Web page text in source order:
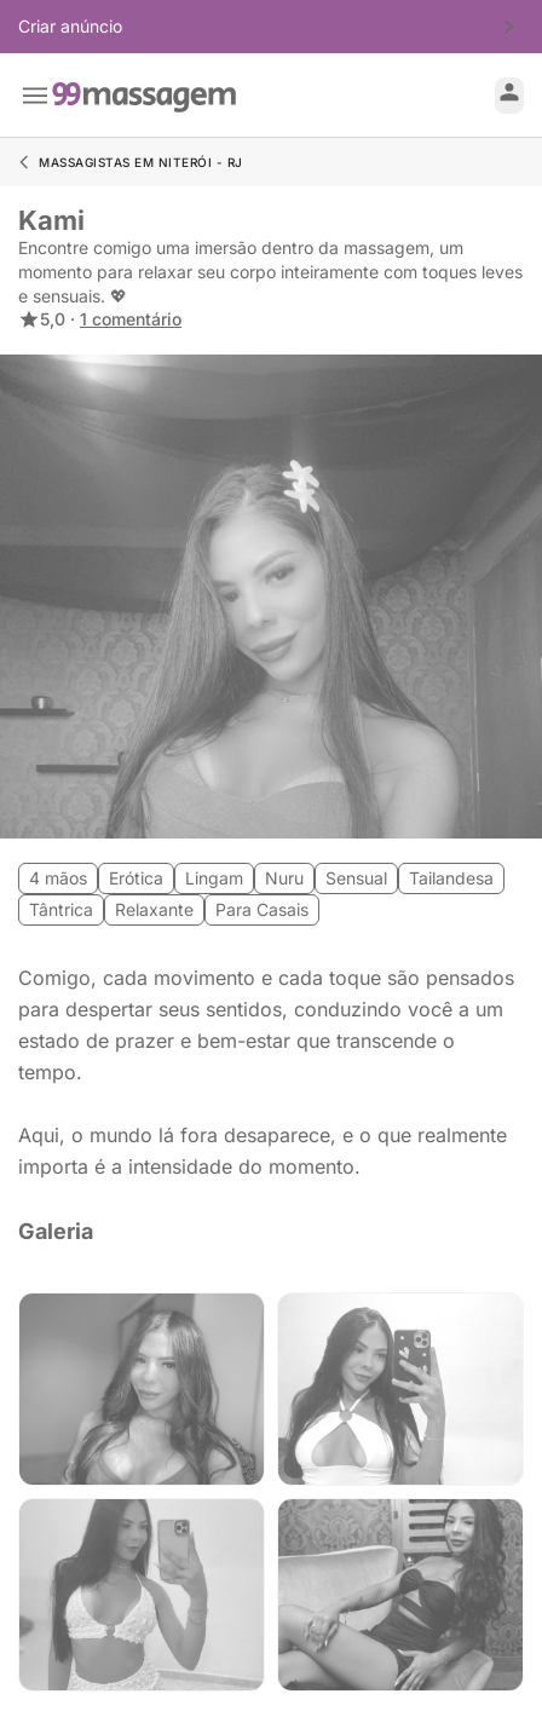
Criar anúncio
MASSAGISTAS EM NITERÓI - RJ
Kami
Encontre comigo uma imersão dentro da massagem, um
momento para relaxar seu corpo inteiramente com toques leves
e sensuais. 💖
5,0 · 1 comentário
4 mãos Erótica Lingam Nuru Sensual
Tailandesa
Tântrica
Relaxante Para Casais
Comigo, cada movimento e cada toque são pensados ​​
para despertar seus sentidos, conduzindo você a um
estado de prazer e bem-estar que transcende o
tempo.
Aqui, o mundo lá fora desaparece, e o que realmente
importa é a intensidade do momento.
Galeria